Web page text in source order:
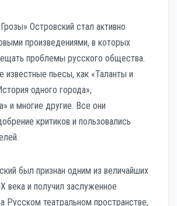
Островский стал активно
произведениями, в которых
проблемы русского общества.
известные пьесы, как «Таланты и
одного города»,
и многие другие. Все они
критиков и пользовались
был признан одним из величайших
века и получил заслуженное
Русском театральном пространстве,